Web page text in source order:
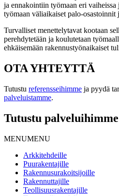
ja ennakointiin työmaan eri vaiheissa
työmaan väliaikaiset palo-osastoinnit
Turvalliset menettelytavat kootaan
perehdytetään ja koulutetaan
ehkäisemään rakennustyönaikaiset
OTA YHTEYTTÄ
Tutustu referensseihimme ja pyydä
palveluistamme.
Tutustu palveluihimme
MENUMENU
Arkkitehdeille
Puurakentajille
Rakennusurakoitsijoille
Rakennuttajille
Teollisuusrakentajille